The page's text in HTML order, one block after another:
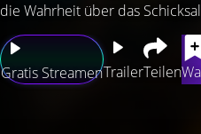
Gratis StreamenTrailerTeilen
die Wahrheit über das